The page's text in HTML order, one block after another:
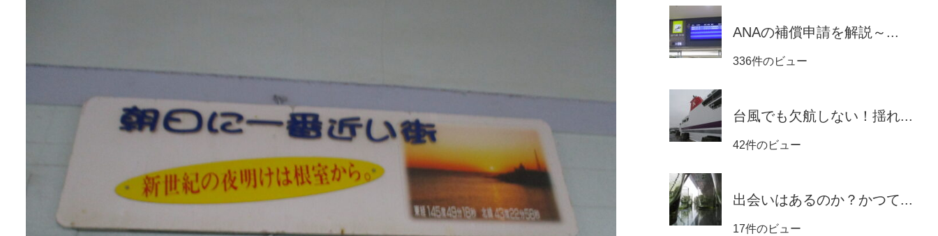
ANAの補償申請を解説～...
336件のビュー
台風でも欠航しない！揺れ...
42件のビュー
出会いはあるのか？かつて...
17件のビュー